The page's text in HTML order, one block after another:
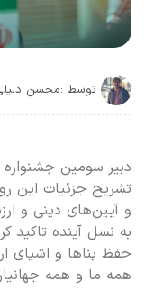
توسط :محسن
دبیر سومین جشنواره
تشریح جزئیات این
و آیین‌های دینی و
به نسل آینده تاکید
حفظ بناها و اشیای
همه ما و همه